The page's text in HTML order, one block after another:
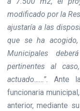
modificado por la
ajustaría a las
que se ha
Municipales
pertinentes al
actuado……”.
Ante
funcionaria
anterior, mediante